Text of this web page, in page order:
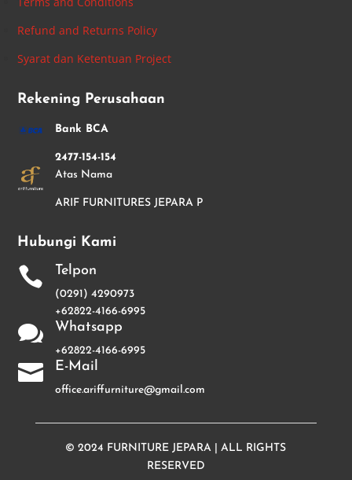
Refund and Returns Policy
Syarat dan Ketentuan Project
Rekening Perusahaan
Bank BCA
2477-154-154
Atas Nama
ARIF FURNITURES JEPARA P
Hubungi Kami
 Telpon
(0291) 4290973
+62822-4166-6995
 Whatsapp
+62822-4166-6995
 E-Mail
office.ariffurniture@gmail.com
© 2024 FURNITURE JEPARA | ALL RIGHTS
RESERVED